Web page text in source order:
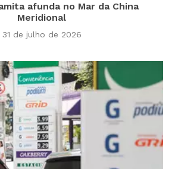
afunda no Mar da China
Meridional
31 de julho de 2026